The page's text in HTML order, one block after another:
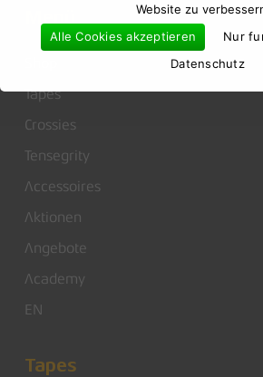
Go to shop
Menü
Tapes
Crossies
Tensegrity
Accessoires
Aktionen
Angebote
Academy
EN
Tapes
Website zu
Alle Cookies akzeptieren
Nur
Datenschutz